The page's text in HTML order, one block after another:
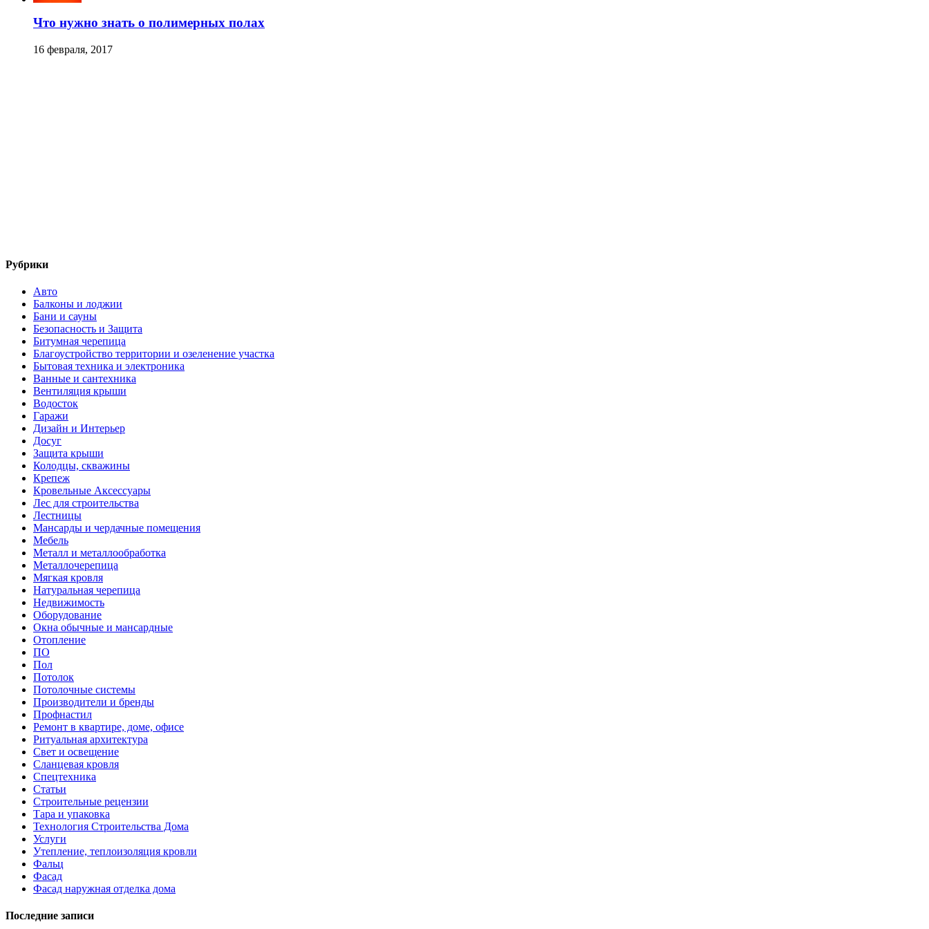
Что нужно знать о полимерных полах
16 февраля, 2017
Рубрики
Авто
Балконы и лоджии
Бани и сауны
Безопасность и Защита
Битумная черепица
Благоустройство территории и озеленение участка
Бытовая техника и электроника
Ванные и сантехника
Вентиляция крыши
Водосток
Гаражи
Дизайн и Интерьер
Досуг
Защита крыши
Колодцы, скважины
Крепеж
Кровельные Аксессуары
Лес для строительства
Лестницы
Мансарды и чердачные помещения
Мебель
Металл и металлообработка
Металлочерепица
Мягкая кровля
Натуральная черепица
Недвижимость
Оборудование
Окна обычные и мансардные
Отопление
ПО
Пол
Потолок
Потолочные системы
Производители и бренды
Профнастил
Ремонт в квартире, доме, офисе
Ритуальная архитектура
Свет и освещение
Сланцевая кровля
Спецтехника
Статьи
Строительные рецензии
Тара и упаковка
Технология Строительства Дома
Услуги
Утепление, теплоизоляция кровли
Фальц
Фасад
Фасад наружная отделка дома
Последние записи